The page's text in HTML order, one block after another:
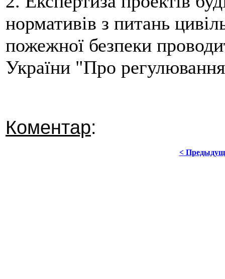
нормативів з питань
пожежної безпеки
України "Про регулювання
Коментар:
<